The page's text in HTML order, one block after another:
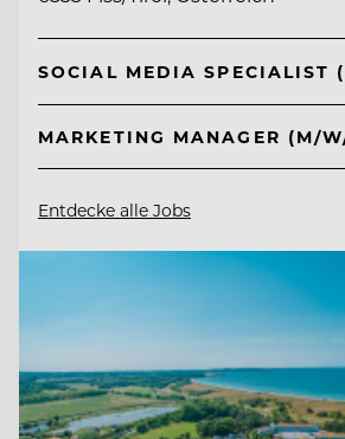
SOCIAL MEDIA SPECIALIST
MARKETING MANAGER (M/
Entdecke alle Jobs